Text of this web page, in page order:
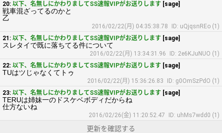
20: 以下、名無しにかわりましてSS速報VIPがお送りします [sage]
戦車混ざってるのかと
乙
2016/02/22(月) 04:35:38.78
ID: uQjqsnREo (1)
21: 以下、名無しにかわりましてSS速報VIPがお送りします [sage]
スレタイで既に落ちてる件について
2016/02/22(月) 13:34:31.96
ID: 2e6KJuNUO (1)
22: 以下、名無しにかわりましてSS速報VIPがお送りします [sage]
TUはツじゃなくてトゥ
2016/02/22(月) 15:36:26.83
ID: g0OmSzPdO (1)
23: 以下、名無しにかわりましてSS速報VIPがお送りします [sage]
TERUは姉妹一のドスケベボディだからね
仕方ないね
2016/02/26(金) 11:20:52.47 ID: uhMs7wdd0 (1)
更新を確認する